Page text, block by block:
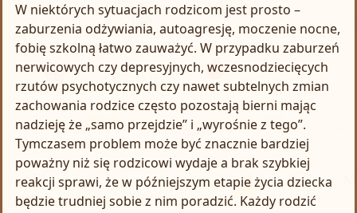
W niektórych sytuacjach rodzicom jest prosto –
zaburzenia odżywiania, autoagresję, moczenie nocne,
fobię szkolną łatwo zauważyć. W przypadku zaburzeń
nerwicowych czy depresyjnych, wczesnodziecięcych
rzutów psychotycznych czy nawet subtelnych zmian
zachowania rodzice często pozostają bierni mając
nadzieję że „samo przejdzie” i „wyrośnie z tego”.
Tymczasem problem może być znacznie bardziej
poważny niż się rodzicowi wydaje a brak szybkiej
reakcji sprawi, że w późniejszym etapie życia dziecka
będzie trudniej sobie z nim poradzić. Każdy rodzić